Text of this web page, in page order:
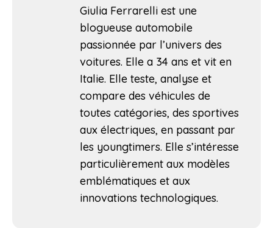
Giulia Ferrarelli est une
blogueuse automobile
passionnée par l’univers des
voitures. Elle a 34 ans et vit en
Italie. Elle teste, analyse et
compare des véhicules de
toutes catégories, des sportives
aux électriques, en passant par
les youngtimers. Elle s’intéresse
particulièrement aux modèles
emblématiques et aux
innovations technologiques.